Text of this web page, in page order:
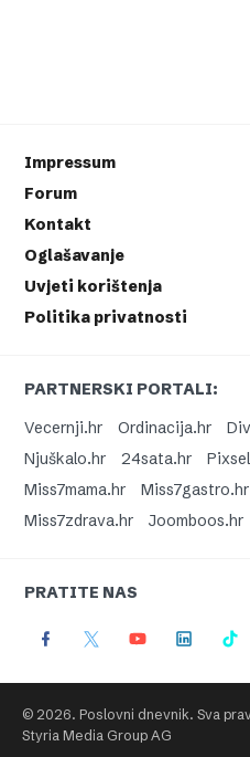
Impressum
Forum
Kontakt
Oglašavanje
Uvjeti korištenja
Politika privatnosti
PARTNERSKI PORTALI:
Vecernji.hr
Ordinacija.hr
Njuškalo.hr
24sata.hr
Miss7mama.hr
Miss7gastro.hr
Miss7zdrava.hr
Joomboos.hr
PRATITE NAS
© 2026. Poslovni dnevnik. Sva
Styria Media Group AG